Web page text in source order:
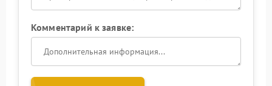
Комментарий к заявке: